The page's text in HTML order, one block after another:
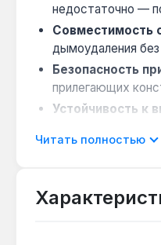
недостаточно —
Совместимость
дымоудаления без
Безопасность
прилегающих
Устойчивость к
котла вблизи окон
Читать полностью